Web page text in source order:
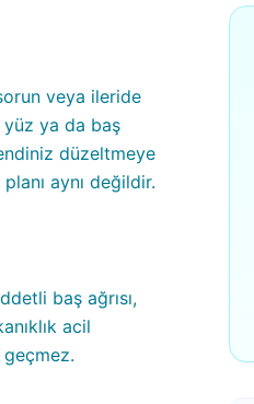
veya ileride
ya da baş
düzeltmeye
aynı değildir.
baş ağrısı,
acil